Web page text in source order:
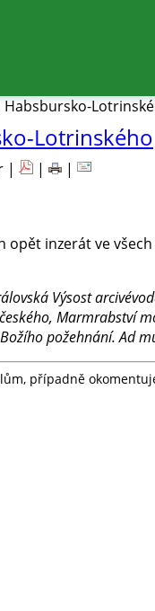
Habsbursko-
Lotrinského
| |
|
opět inzerát ve
Výsost
Marmrabství
požehnání. Ad
případně